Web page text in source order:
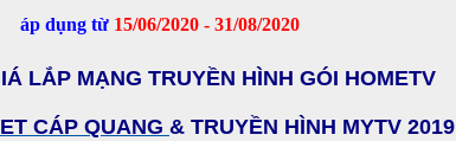
áp dụng từ 15/06/2020 - 31/08/2020
LẮP MẠNG TRUYỀN HÌNH GÓI HOMETV
CÁP QUANG & TRUYỀN HÌNH MYTV 2019